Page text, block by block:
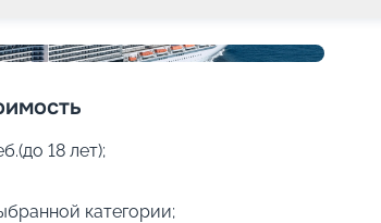
18 лет);
категории;